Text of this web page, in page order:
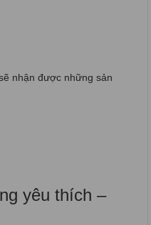
nhận được những sản
yêu thích –